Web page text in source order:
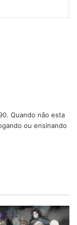
Quando não esta
ou ensinando